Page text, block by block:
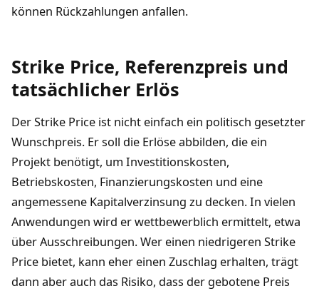
können Rückzahlungen anfallen.
Strike Price, Referenzpreis und
tatsächlicher Erlös
Der Strike Price ist nicht einfach ein politisch gesetzter
Wunschpreis. Er soll die Erlöse abbilden, die ein
Projekt benötigt, um Investitionskosten,
Betriebskosten, Finanzierungskosten und eine
angemessene Kapitalverzinsung zu decken. In vielen
Anwendungen wird er wettbewerblich ermittelt, etwa
über Ausschreibungen. Wer einen niedrigeren Strike
Price bietet, kann eher einen Zuschlag erhalten, trägt
dann aber auch das Risiko, dass der gebotene Preis